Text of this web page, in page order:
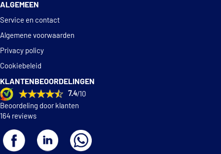
ALGEMEEN
Service en contact
Algemene voorwaarden
Privacy policy
Cookiebeleid
KLANTENBEOORDELINGEN
7.4/10
Beoordeling door klanten
164 reviews